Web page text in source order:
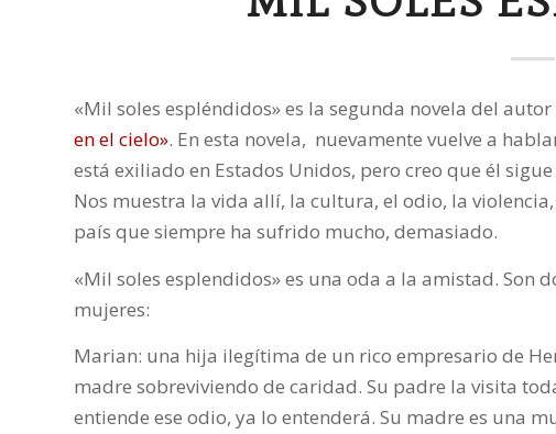
«Mil soles espléndidos» es la segunda novela del
en el cielo». En esta novela, nuevamente vuelve a
está exiliado en Estados Unidos, pero creo que él
Nos muestra la vida allí, la cultura, el odio, la
país que siempre ha sufrido mucho, demasiado.
«Mil soles esplendidos» es una oda a la amistad. Son
mujeres:
Marian: una hija ilegítima de un rico empresario de
madre sobreviviendo de caridad. Su padre la visita
entiende ese odio, ya lo entenderá. Su madre es una